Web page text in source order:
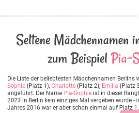
Seltene Mädchennamen
zum BeispielPia-
Die Liste der beliebtesten Mädchennamen Berlins
Sophie (Platz 1), Charlotte (Platz 2), Emilia (Platz
angeführt. Der Name Pia-Sophie ist in dieser
2023 in Berlin kein einziges Mal vergeben wurde -
Jahres 2016 war er aber schon einmal auf Platz